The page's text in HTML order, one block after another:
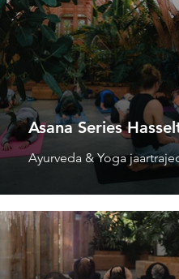
Asana Series
Ayurveda & Yoga